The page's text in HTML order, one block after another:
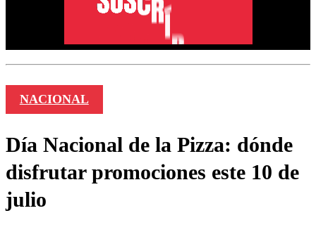
NACIONAL
Día Nacional de la Pizza: dónde
disfrutar promociones este 10 de
julio